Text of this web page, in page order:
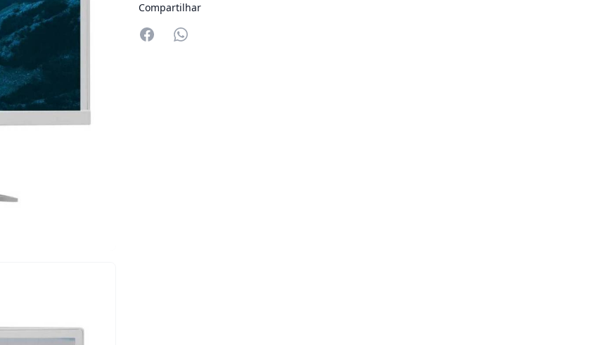
Compartilhar
Compartilhar no Whatsapp